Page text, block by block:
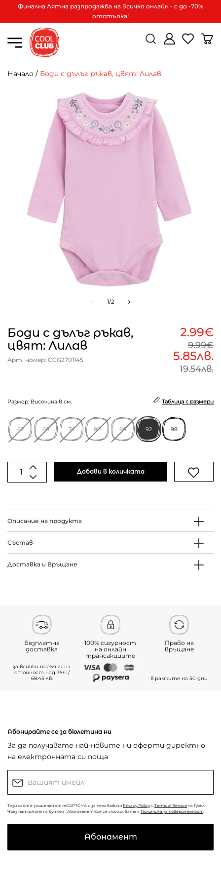
Финална Лятна разпродажба на всичко онлайн - с до -70%
отстъпка!
Начало / Боди с дълъг ръкав, цвят: Лилав
1/2
Боди с дълъг ръкав,
цвят: Лилав
Арт. номер: CCG2701145
2.99€
9.99€
5.85лв.
19.54лв.
Размер: Височина в см. Таблица с размери
62 68 74 80 86 92 98
Добави в количката
Описание на продукта
Състав
Доставка и Връщане
Безплатна
доставка
за всички поръчки на
стойност над 35€ /
68.45 лв.
100% сигурност
на онлайн
трансакциите
Право на
връщане
в рамките на 30 дни
Абонирайте се за бюлетина ни
За да получавате най-новите ни оферти директно
на електронната си поща
Този сайт е защитен от reCAPTCHA и за него важат Privacy Policy и Terms of Service на Гугъл.
Чрез натискане на бутона „Абонамент“ вие се съгласявате с Политика за поверителност.
Абонамент